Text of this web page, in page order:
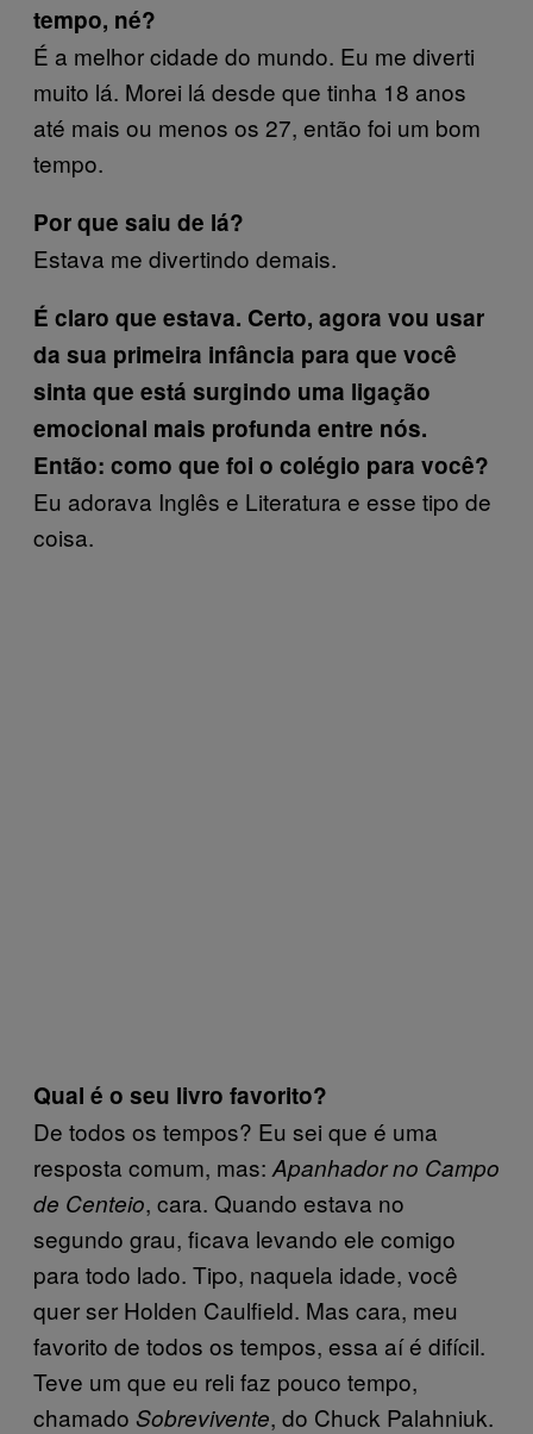
tempo, né?
É a melhor cidade do mundo. Eu me diverti
muito lá. Morei lá desde que tinha 18 anos
até mais ou menos os 27, então foi um bom
tempo.
Por que saiu de lá?
Estava me divertindo demais.
É claro que estava. Certo, agora vou usar
da sua primeira infância para que você
sinta que está surgindo uma ligação
emocional mais profunda entre nós.
Então: como que foi o colégio para você?
Eu adorava Inglês e Literatura e esse tipo de
coisa.
Qual é o seu livro favorito?
De todos os tempos? Eu sei que é uma
resposta comum, mas: Apanhador no Campo
de Centeio, cara. Quando estava no
segundo grau, ficava levando ele comigo
para todo lado. Tipo, naquela idade, você
quer ser Holden Caulfield. Mas cara, meu
favorito de todos os tempos, essa aí é difícil.
Teve um que eu reli faz pouco tempo,
chamado Sobrevivente, do Chuck Palahniuk.